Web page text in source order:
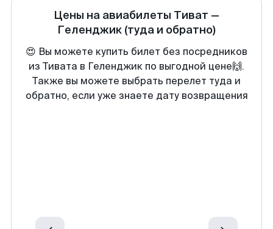
Цены на авиабилеты Тиват —
Геленджик (туда и обратно)
😍 Вы можете купить билет без посредников
из Тивата в Геленджик по выгодной цене🙌.
Также вы можете выбрать перелет туда и
обратно, если уже знаете дату возвращения